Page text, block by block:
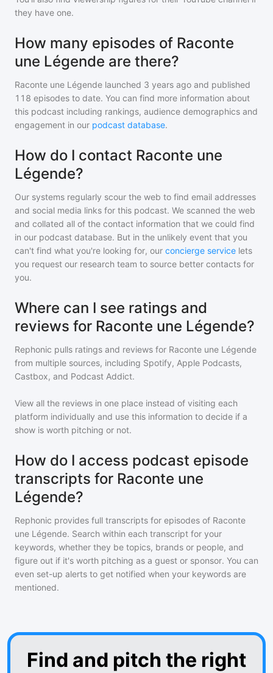
they have one.
How many episodes of Raconte
une Légende are there?
Raconte une Légende launched 3 years ago and published
118 episodes to date. You can find more information about
this podcast including rankings, audience demographics and
engagement in our podcast database.
How do I contact Raconte une
Légende?
Our systems regularly scour the web to find email addresses
and social media links for this podcast. We scanned the web
and collated all of the contact information that we could find
in our podcast database. But in the unlikely event that you
can't find what you're looking for, our concierge service lets
you request our research team to source better contacts for
you.
Where can I see ratings and
reviews for Raconte une Légende?
Rephonic pulls ratings and reviews for Raconte une Légende
from multiple sources, including Spotify, Apple Podcasts,
Castbox, and Podcast Addict.
View all the reviews in one place instead of visiting each
platform individually and use this information to decide if a
show is worth pitching or not.
How do I access podcast episode
transcripts for Raconte une
Légende?
Rephonic provides full transcripts for episodes of Raconte
une Légende. Search within each transcript for your
keywords, whether they be topics, brands or people, and
figure out if it's worth pitching as a guest or sponsor. You can
even set-up alerts to get notified when your keywords are
mentioned.
Find and pitch the right